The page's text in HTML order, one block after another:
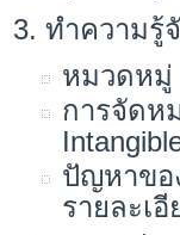
3. ทำความรู้
หมวดหมู่
การจัดห
ปัญหาขอ
รายละเ